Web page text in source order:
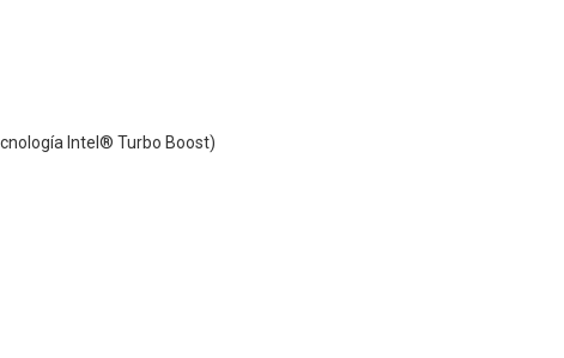
Intel® Turbo Boost)